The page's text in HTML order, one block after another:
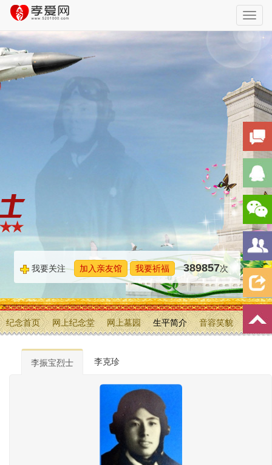
我要关注 加入亲友馆 我要祈福 389857次
纪念首页 网上纪念堂 网上墓园 生平简介 音容笑貌
档案资料 追忆文章 时空信箱
李振宝烈士 李克珍